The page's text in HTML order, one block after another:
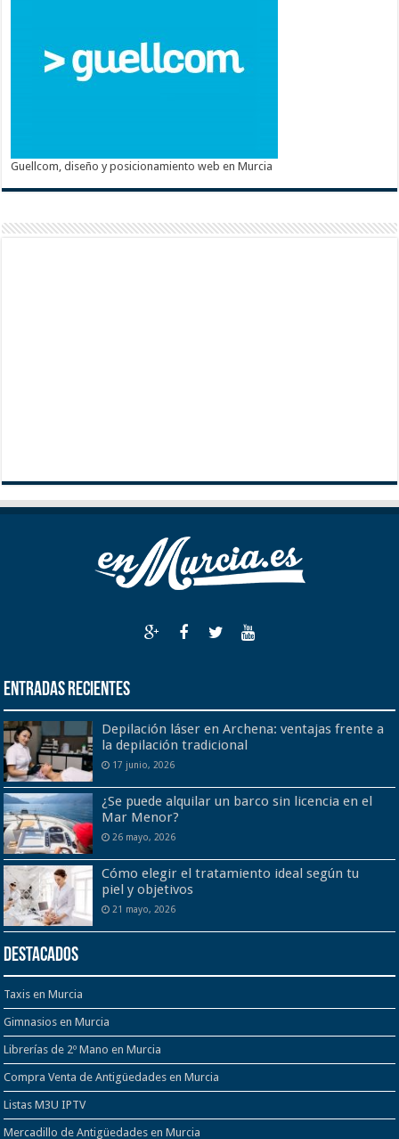
Guellcom, diseño y posicionamiento web en Murcia
Entradas recientes
Depilación láser en Archena: ventajas frente a
la depilación tradicional
17 junio, 2026
¿Se puede alquilar un barco sin licencia en el
Mar Menor?
26 mayo, 2026
Cómo elegir el tratamiento ideal según tu
piel y objetivos
21 mayo, 2026
Destacados
Taxis en Murcia
Gimnasios en Murcia
Librerías de 2º Mano en Murcia
Compra Venta de Antigüedades en Murcia
Listas M3U IPTV
Mercadillo de Antigüedades en Murcia